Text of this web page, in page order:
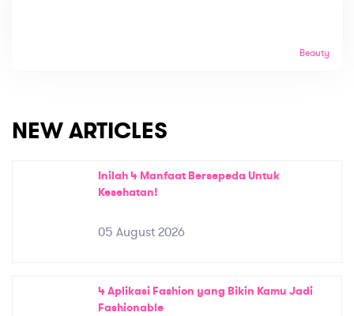
Beauty
NEW ARTICLES
Inilah 4 Manfaat Bersepeda Untuk
Kesehatan!
05 August 2026
4 Aplikasi Fashion yang Bikin Kamu Jadi
Fashionable